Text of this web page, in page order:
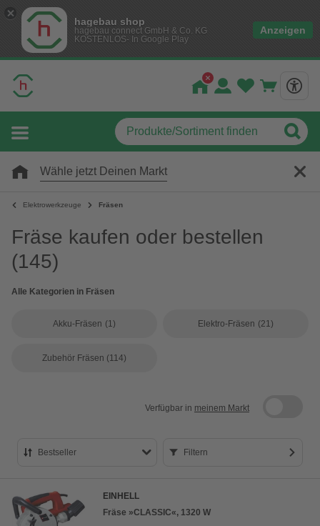
hagebau shop
hagebau connect GmbH & Co. KG
KOSTENLOS- In Google Play
Anzeigen
Wähle jetzt Deinen Markt
Elektrowerkzeuge Fräsen
Fräse kaufen oder bestellen
(145)
Alle Kategorien in Fräsen
Akku-Fräsen (1) Elektro-Fräsen (21)
Zubehör Fräsen (114)
Verfügbar in meinem Markt
Bestseller
Preis aufsteigend
Filtern
EINHELL
Fräse »CLASSIC«, 1320 W